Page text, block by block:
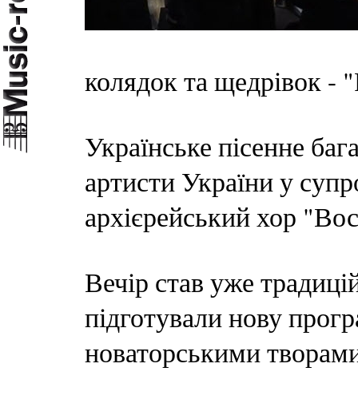
колядок та щедрівок -
Українське пісенне
артисти України у
архієрейський хор
Вечір став уже
підготували нову
новаторськими